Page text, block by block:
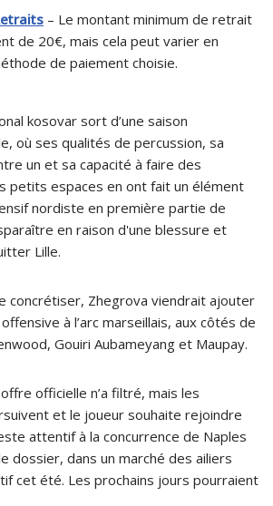
– Le montant minimum de retrait
de 20€, mais cela peut varier en
de paiement choisie.
kosovar sort d’une saison
où ses qualités de percussion, sa
un et sa capacité à faire des
petits espaces en ont fait un élément
nordiste en première partie de
en raison d'une blessure et
Lille.
concrétiser, Zhegrova viendrait ajouter
à l’arc marseillais, aux côtés de
Gouiri Aubameyang et Maupay.
officielle n’a filtré, mais les
et le joueur souhaite rejoindre
attentif à la concurrence de Naples
dossier, dans un marché des ailiers
cet été. Les prochains jours pourraient